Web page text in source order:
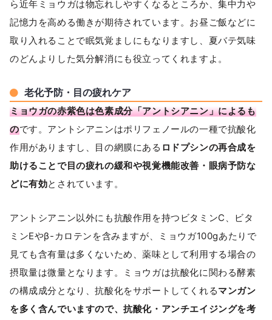
ら近年ミョウガは物忘れしやすくなるところか、集中力や
記憶力を高める働きが期待されています。お昼ご飯などに
取り入れることで眠気覚ましにもなりますし、夏バテ気味
のどんよりした気分解消にも役立ってくれますよ。
老化予防・目の疲れケア
ミョウガの赤紫色は色素成分「アントシアニン」によるも
のです。アントシアニンはポリフェノールの一種で抗酸化
作用がありますし、目の網膜にある ロドプシンの再合成を
助けることで目の疲れの緩和や視覚機能改善・眼病予防な
どに有効とされています。
アントシアニン以外にも抗酸作用を持つビタミンC、ビタ
ミンEやβ-カロテンを含みますが、ミョウガ100gあたりで
見ても含有量は多くないため、薬味として利用する場合の
摂取量は微量となります。ミョウガは抗酸化に関わる酵素
の構成成分となり、抗酸化をサポートしてくれるマンガン
を多く含んでいますので、抗酸化・アンチエイジングを考